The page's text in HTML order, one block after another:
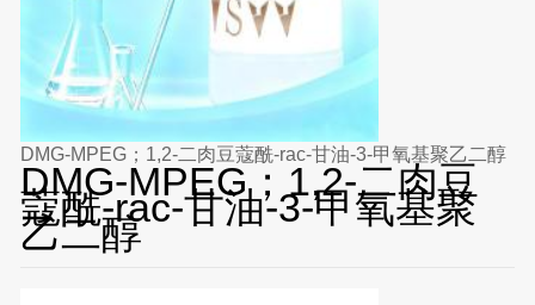
DMG-MPEG；1,2-二肉豆蔻酰-rac-甘油-3-甲氧基聚乙二醇
DMG-MPEG；1,2-二肉豆
蔻酰-rac-甘油-3-甲氧基聚
乙二醇